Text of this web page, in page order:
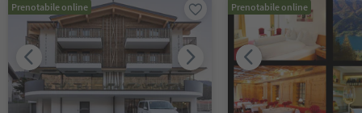
Prenotabile online Prenotabile online